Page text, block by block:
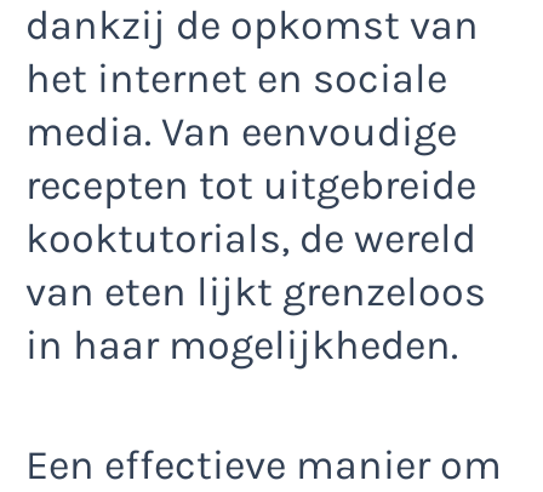
dankzij de opkomst van
het internet en sociale
media. Van eenvoudige
recepten tot uitgebreide
kooktutorials, de wereld
van eten lijkt grenzeloos
in haar mogelijkheden.
Een effectieve manier om